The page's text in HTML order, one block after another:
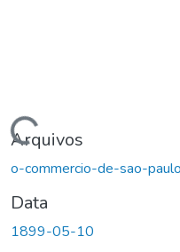
Carregando...
Arquivos
o-commercio-de-sao-
Data
1899-05-10